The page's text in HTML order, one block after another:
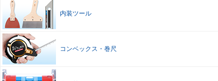
内装ツール
コンベックス ・ 巻尺